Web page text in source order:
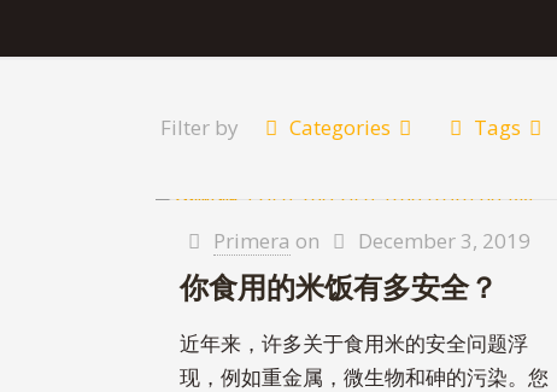
Filter by Categories Tags
Primera on December 3, 2019
你食用的米饭有多安全？
近年来，许多关于食用米的安全问题浮
现，例如重金属，微生物和砷的污染。您